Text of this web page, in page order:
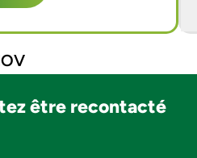
être recontacté